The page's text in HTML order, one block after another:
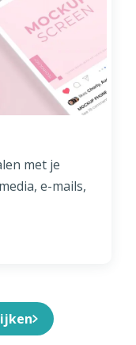
met je
e-mails,